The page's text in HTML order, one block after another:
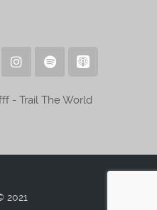
- Trail The World
2021